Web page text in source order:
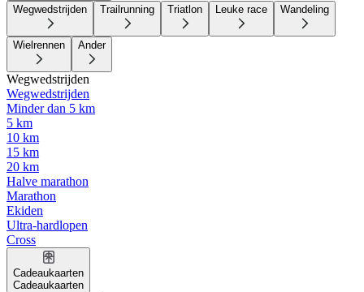
Wegwedstrijden Trailrunning Triatlon Leuke race Wandeling
Wielrennen Ander
Wegwedstrijden
Wegwedstrijden
Minder dan 5 km
5 km
10 km
15 km
20 km
Halve marathon
Marathon
Ekiden
Ultra-hardlopen
Cross
Cadeaukaarten
Cadeaukaarten